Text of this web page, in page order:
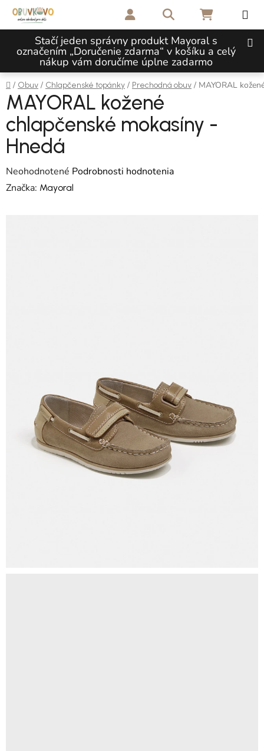
Prejsť na obsah
Stačí jeden správny produkt Mayoral s
označením „Doručenie zdarma“ v košíku a celý
nákup vám doručíme úplne zadarmo
Hľadať NÁKUPNÝ
Domov
/ Obuv / Chlapčenské topánky / Prechodná obuv / MAYORAL
MAYORAL kožené
chlapčenské mokasíny -
Hnedá
Priemerné hodnotenie produktu je 0,0 z 5 hviezdičiek.
Neohodnotené Podrobnosti hodnotenia
Značka: Mayoral